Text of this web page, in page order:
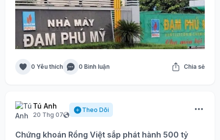
0 Yêu thích 0 Bình luận Chia sẻ
Tú Anh
20 Thg 07
Theo Dõi
Chứng khoán Rồng Việt sắp phát hành 500 tỷ